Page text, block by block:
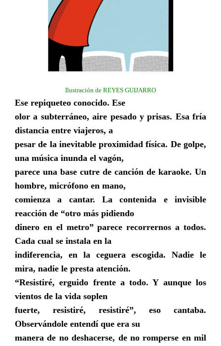
Ilustración de REYES GUIJARRO
Ese repiqueteo conocido. Ese
olor a subterráneo, aire pesado y prisas. Esa fría
distancia entre viajeros, a
pesar de la inevitable proximidad física. De golpe,
una música inunda el vagón,
parece una base cutre de canción de karaoke. Un
hombre, micrófono en mano,
comienza a cantar. La contenida e invisible
reacción de “otro más pidiendo
dinero en el metro” parece recorrernos a todos.
Cada cual se instala en la
indiferencia, en la ceguera escogida. Nadie le
mira, nadie le presta atención.
“Resistiré, erguido frente a todo. Y aunque los
vientos de la vida soplen
fuerte, resistiré, resistiré”, eso cantaba.
Observándole entendí que era su
manera de no deshacerse, de no romperse en mil